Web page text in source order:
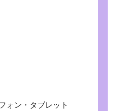
ォン・タブレット